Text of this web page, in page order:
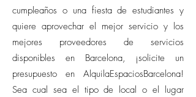
cumpleaños o una fiesta de estudiantes y
quiere aprovechar el mejor servicio y los
mejores proveedores de servicios
disponibles en Barcelona, ¡solicite un
presupuesto en AlquilaEspaciosBarcelona!
Sea cual sea el tipo de local o el lugar